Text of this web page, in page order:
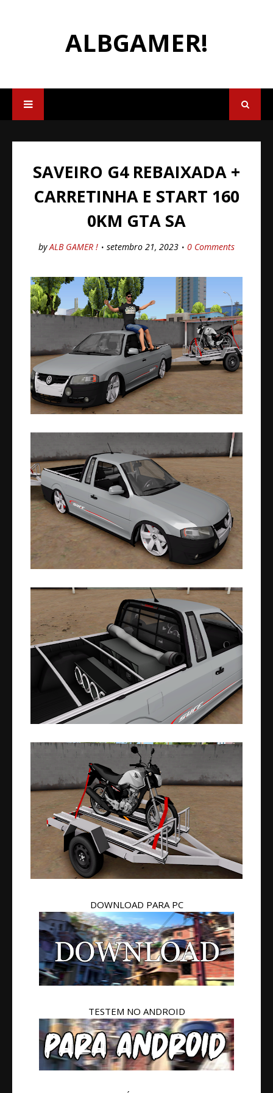
ALBGAMER!
SAVEIRO G4 REBAIXADA +
CARRETINHA E START 160
0KM GTA SA
by ALB GAMER ! setembro 21, 2023 0 Comments
DOWNLOAD PARA PC
TESTEM NO ANDROID